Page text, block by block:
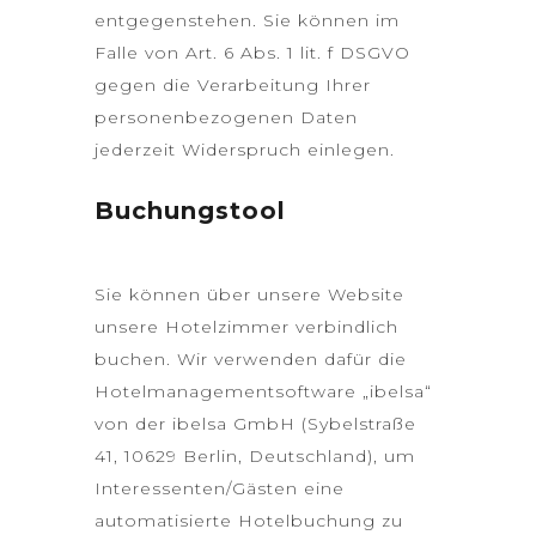
entgegenstehen. Sie können im
Falle von Art. 6 Abs. 1 lit. f DSGVO
gegen die Verarbeitung Ihrer
personenbezogenen Daten
jederzeit Widerspruch einlegen.
Buchungstool
Sie können über unsere Website
unsere Hotelzimmer verbindlich
buchen. Wir verwenden dafür die
Hotelmanagementsoftware „ibelsa“
von der ibelsa GmbH (Sybelstraße
41, 10629 Berlin, Deutschland), um
Interessenten/Gästen eine
automatisierte Hotelbuchung zu